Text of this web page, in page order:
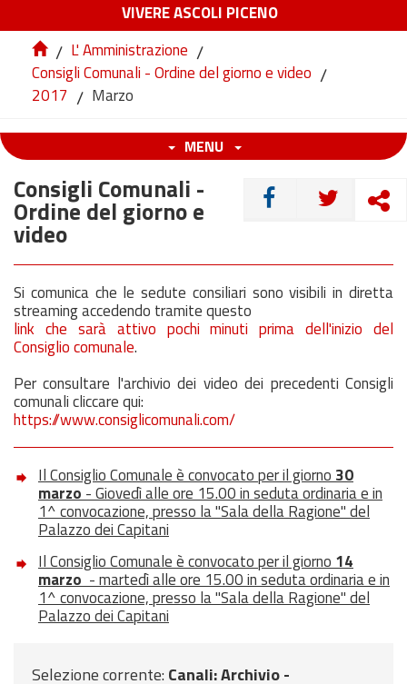
VIVERE ASCOLI PICENO
/ L' Amministrazione /
Consigli Comunali - Ordine del giorno e video /
2017 / Marzo
MENU
CONDIVIDI
Consigli Comunali -
Ordine del giorno e
video
Si comunica che le sedute consiliari sono visibili in diretta
streaming accedendo tramite questo
link che sarà attivo pochi minuti prima dell'inizio del
Consiglio comunale.
Per consultare l'archivio dei video dei precedenti Consigli
comunali cliccare qui:
https://www.consiglicomunali.com/
Il Consiglio Comunale è convocato per il giorno 30
marzo - Giovedì alle ore 15.00 in seduta ordinaria e in
1^ convocazione, presso la "Sala della Ragione" del
Palazzo dei Capitani
Il Consiglio Comunale è convocato per il giorno 14
marzo - martedì alle ore 15.00 in seduta ordinaria e in
1^ convocazione, presso la "Sala della Ragione" del
Palazzo dei Capitani
Selezione corrente: Canali: Archivio -